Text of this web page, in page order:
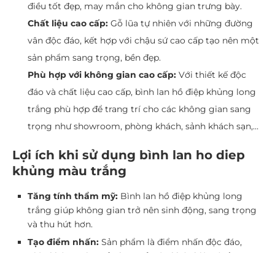
điều tốt đẹp, may mắn cho không gian trưng bày.
Chất liệu cao cấp: Gỗ lũa tự nhiên với những đường
vân độc đáo, kết hợp với chậu sứ cao cấp tạo nên một
sản phẩm sang trọng, bền đẹp.
Phù hợp với không gian cao cấp: Với thiết kế độc
đáo và chất liệu cao cấp, bình lan hồ điệp khủng long
trắng phù hợp để trang trí cho các không gian sang
trọng như showroom, phòng khách, sảnh khách sạn,…
Lợi ích khi sử dụng bình lan ho diep
khủng màu trắng
Tăng tính thẩm mỹ: Bình lan hồ điệp khủng long
trắng giúp không gian trở nên sinh động, sang trọng
và thu hút hơn.
Tạo điểm nhấn: Sản phẩm là điểm nhấn độc đáo,